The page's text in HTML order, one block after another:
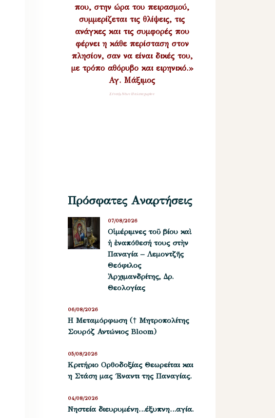
που, στην ώρα του πειρασμού,
συμμερίζεται τις θλίψεις, τις
ανάγκες και τις συμφορές που
φέρνει η κάθε περίσταση στον
πλησίον, σαν να είναι δικές του,
με τρόπο αθόρυβο και ειρηνικό.»
Αγ. Μάξιμος
Σύναξη Νέων Παλαιοχωρίου
Πρόσφατες Αναρτήσεις
Οἱ μέριμνες τοῦ βίου καὶ
ἡ ἐναπόθεσή τους στὴν
Παναγία – Λεμοντζῆς
Θεόφιλος
Ἀρχιμανδρίτης, Δρ.
Θεολογίας
07/08/2026
Η Μεταμόρφωση († Μητροπολίτης
Σουρόζ Αντώνιος Bloom)
06/08/2026
Kριτήριο Oρθοδοξίας Θεωρείται και
η Στάση μας ΄Εναντι της Παναγίας.
05/08/2026
Νηστεία διευρυμένη…έξυπνη…αγία.
04/08/2026